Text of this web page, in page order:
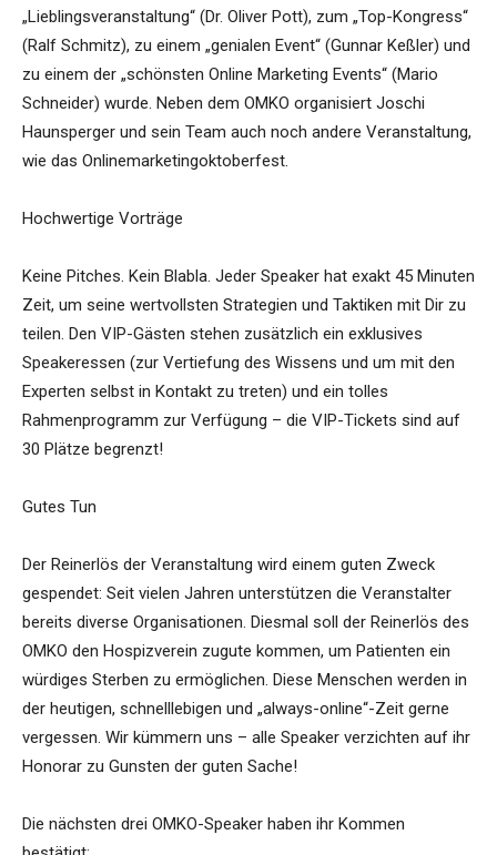
„Lieblingsveranstaltung“ (Dr. Oliver Pott), zum „Top-Kongress“
(Ralf Schmitz), zu einem „genialen Event“ (Gunnar Keßler) und
zu einem der „schönsten Online Marketing Events“ (Mario
Schneider) wurde. Neben dem OMKO organisiert Joschi
Haunsperger und sein Team auch noch andere Veranstaltung,
wie das Onlinemarketingoktoberfest.
Hochwertige Vorträge
Keine Pitches. Kein Blabla. Jeder Speaker hat exakt 45 Minuten
Zeit, um seine wertvollsten Strategien und Taktiken mit Dir zu
teilen. Den VIP-Gästen stehen zusätzlich ein exklusives
Speakeressen (zur Vertiefung des Wissens und um mit den
Experten selbst in Kontakt zu treten) und ein tolles
Rahmenprogramm zur Verfügung – die VIP-Tickets sind auf
30 Plätze begrenzt!
Gutes Tun
Der Reinerlös der Veranstaltung wird einem guten Zweck
gespendet: Seit vielen Jahren unterstützen die Veranstalter
bereits diverse Organisationen. Diesmal soll der Reinerlös des
OMKO den Hospizverein zugute kommen, um Patienten ein
würdiges Sterben zu ermöglichen. Diese Menschen werden in
der heutigen, schnelllebigen und „always-online“-Zeit gerne
vergessen. Wir kümmern uns – alle Speaker verzichten auf ihr
Honorar zu Gunsten der guten Sache!
Die nächsten drei OMKO-Speaker haben ihr Kommen